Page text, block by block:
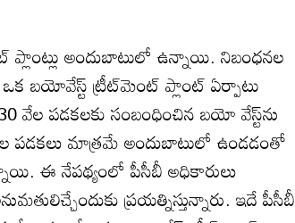
ప్లాంట్లు అందుబాటులో ఉన్నాయి. నిబంధనల
ఒక బయోవేస్ట్‌ ట్రీట్‌మెంట్‌ ప్లాంట్‌ ఏర్పాటు
వేల పడకలకు సంబంధించిన బయో వేస్ట్‌ను
పడకలు మాత్రమే అందుబాటులో ఉండడంతో
ఈ నేపథ్యంలో పీసీబీ అధికారులు
ప్రయత్నిస్తున్నారు. ఇదే పీసీబీ